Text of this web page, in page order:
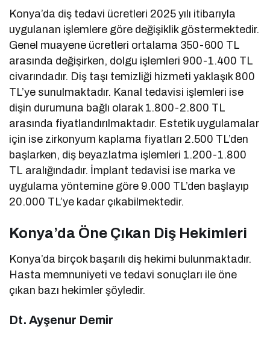
Konya’da diş tedavi ücretleri 2025 yılı itibarıyla
uygulanan işlemlere göre değişiklik göstermektedir.
Genel muayene ücretleri ortalama 350-600 TL
arasında değişirken, dolgu işlemleri 900-1.400 TL
civarındadır. Diş taşı temizliği hizmeti yaklaşık 800
TL’ye sunulmaktadır. Kanal tedavisi işlemleri ise
dişin durumuna bağlı olarak 1.800-2.800 TL
arasında fiyatlandırılmaktadır. Estetik uygulamalar
için ise zirkonyum kaplama fiyatları 2.500 TL’den
başlarken, diş beyazlatma işlemleri 1.200-1.800
TL aralığındadır. İmplant tedavisi ise marka ve
uygulama yöntemine göre 9.000 TL’den başlayıp
20.000 TL’ye kadar çıkabilmektedir.
Konya’da Öne Çıkan Diş Hekimleri
Konya’da birçok başarılı diş hekimi bulunmaktadır.
Hasta memnuniyeti ve tedavi sonuçları ile öne
çıkan bazı hekimler şöyledir.
Dt. Ayşenur Demir